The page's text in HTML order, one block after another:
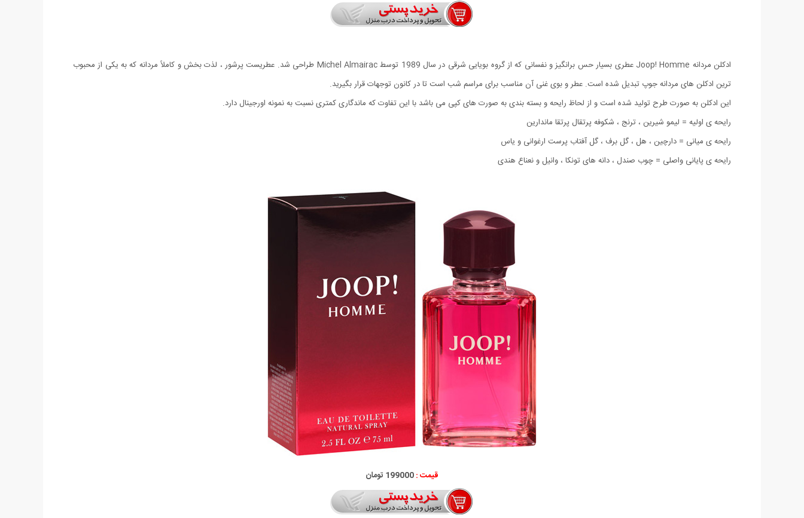
ادکلن مردانه Joop! Homme عطری بسیار حس برانگیز و نفسانی که از گروه بویایی شرقی در سال 1989 توسط Michel Almairac طراحی شد. عطریست پرشور ، لذت بخش و کاملاً مردانه که به یکی از محبوب
ترین ادکلن های مردانه جوپ تبدیل شده است. عطر و بوی غنی آن مناسب برای مراسم شب است تا در کانون توجهات قرار بگیرید.
این ادکلن به صورت طرح تولید شده است و از لحاظ رایحه و بسته بندی به صورت های کپی می باشد با این تفاوت که ماندگاری کمتری نسبت به نمونه اورجینال دارد.
رایحه ی اولیه = لیمو شیرین ، ترنج ، شکوفه پرتقال پرتقا ماندارین
رایحه ی میانی = دارچین ، هل ، گل برف ، گل آفتاب پرست ارغوانی و یاس
رایحه ی پایانی واصلی = چوب صندل ، دانه های تونکا ، وانیل و نعناع هندی
قیمت :199000 تومان